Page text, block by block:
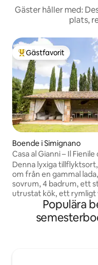
Gäster håller med:
plats,
Populär gästfavorit
Gästfavorit
Boende i Simignano
Casa al Gianni – Il
Denna lyxiga
om från en gammal
sovrum, 4 badrum, ett
utrustat kök, ett rymligt
stor privat trädgård
bubbelpool, en
grill, en eldstad och ett
Populära